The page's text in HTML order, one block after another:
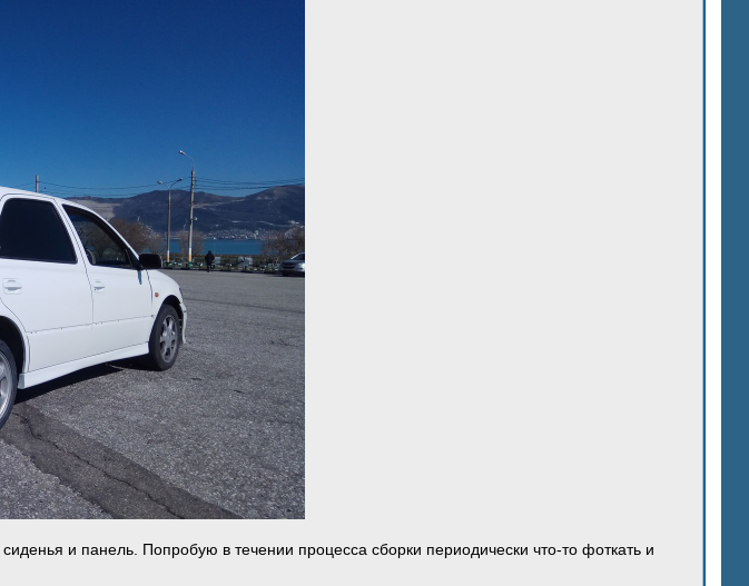
и панель. Попробую в течении процесса сборки периодически что-то фоткать и